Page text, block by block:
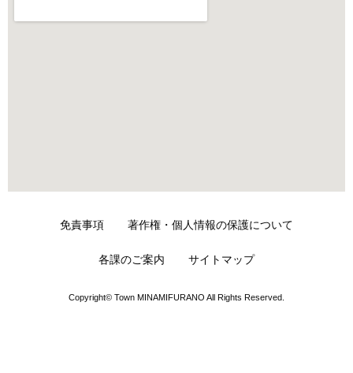
免責事項 著作権・個人情報の保護について
各課のご案内 サイトマップ
Copyright© Town MINAMIFURANO All Rights Reserved.